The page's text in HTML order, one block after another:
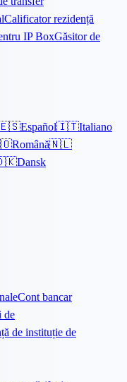
Calificator rezidență
IP BoxGăsitor de
Español🇮🇹Italiano
Română🇳🇱
Dansk
Cont bancar
de
de instituție de